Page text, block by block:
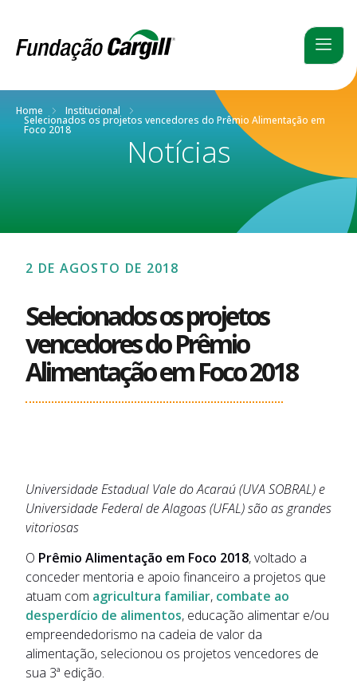
Home Institucional
Selecionados os projetos vencedores do Prêmio Alimentação em
Foco 2018
Notícias
2 DE AGOSTO DE 2018
Selecionados os projetos
vencedores do Prêmio
Alimentação em Foco 2018
Universidade Estadual Vale do Acaraú (UVA SOBRAL) e
Universidade Federal de Alagoas (UFAL) são as grandes
vitoriosas
O Prêmio Alimentação em Foco 2018, voltado a
conceder mentoria e apoio financeiro a projetos que
atuam com agricultura familiar, combate ao
desperdício de alimentos, educação alimentar e/ou
empreendedorismo na cadeia de valor da
alimentação, selecionou os projetos vencedores de
sua 3ª edição.